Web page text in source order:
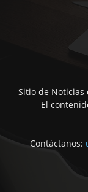
Sitio de
El
Contáctanos: